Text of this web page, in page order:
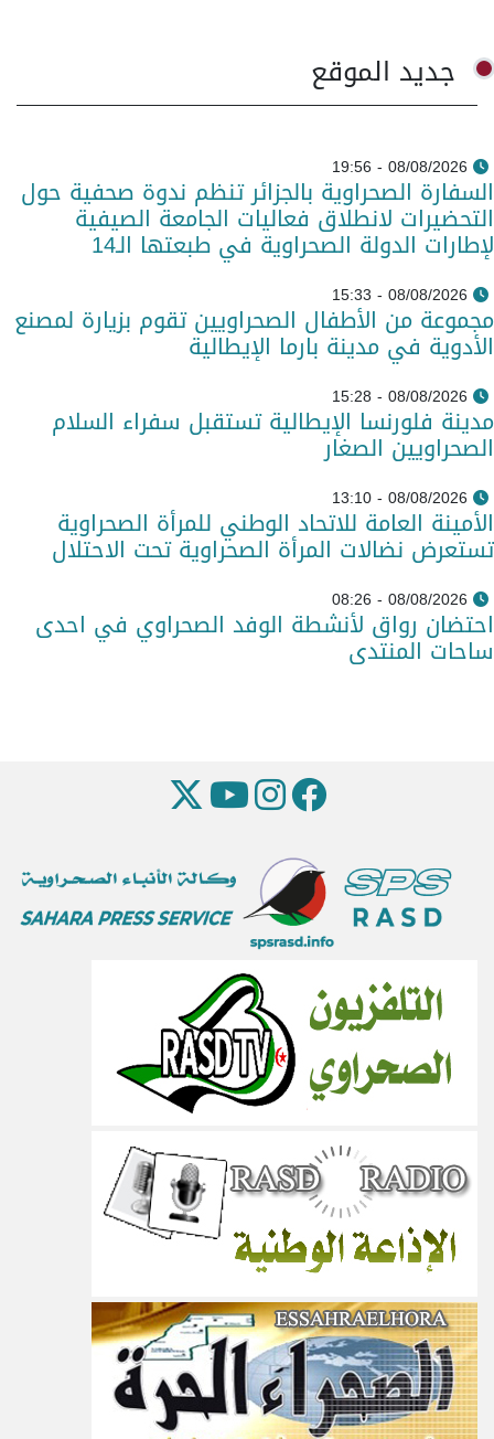
جديد الموقع
08/08/2026 - 19:56
السفارة الصحراوية بالجزائر تنظم ندوة صحفية حول
التحضيرات لانطلاق فعاليات الجامعة الصيفية
لإطارات الدولة الصحراوية في طبعتها الـ14
08/08/2026 - 15:33
مجموعة من الأطفال الصحراويين تقوم بزيارة لمصنع
الأدوية في مدينة بارما الإيطالية
08/08/2026 - 15:28
مدينة فلورنسا الإيطالية تستقبل سفراء السلام
الصحراويين الصغار
08/08/2026 - 13:10
الأمينة العامة للاتحاد الوطني للمرأة الصحراوية
تستعرض نضالات المرأة الصحراوية تحت الاحتلال
08/08/2026 - 08:26
احتضان رواق لأنشطة الوفد الصحراوي في احدى
ساحات المنتدى